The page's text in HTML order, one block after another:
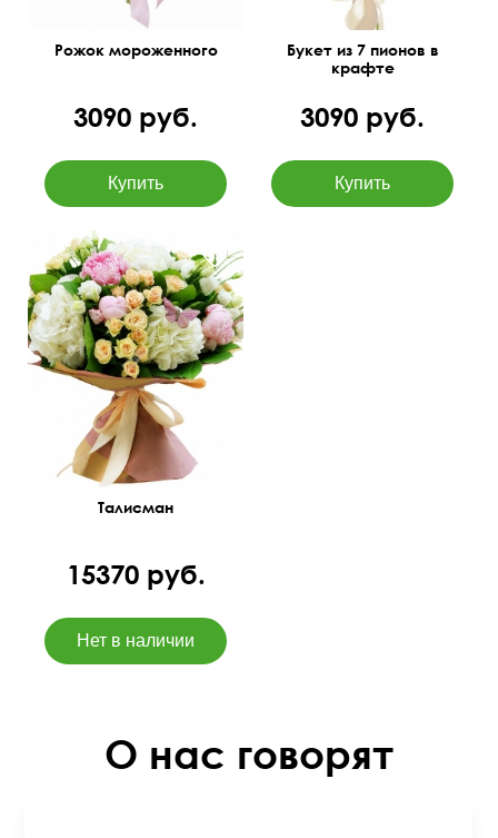
Рожок мороженного
3090 руб.
Букет из 7 пионов в
крафте
3090 руб.
Очаровательная
композиция с пионами,
гидрангией, розами и
зеленью.
Талисман
15370 руб.
О нас говорят